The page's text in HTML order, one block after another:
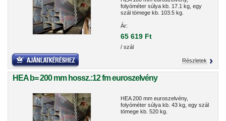
folyóméter súlya kb. 17.1 kg, egy
szál tömege kb. 103.5 kg.
Ár:
65 619 Ft
/ szál
Részletek
HEA b= 200 mm hossz.:12 fm euroszelvény
HEA 200 mm euroszelvény,
folyóméter súlya kb. 43 kg, egy szál
tömege kb. 520 kg.